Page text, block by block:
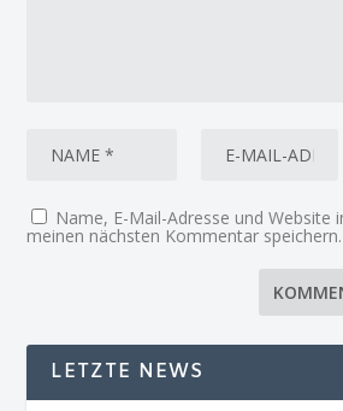
Name, E-Mail-Adresse und Website
meinen nächsten Kommentar speichern.
LETZTE NEWS